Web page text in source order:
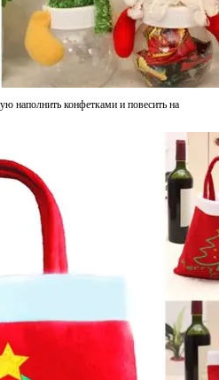
наполнить конфетками и повесить на